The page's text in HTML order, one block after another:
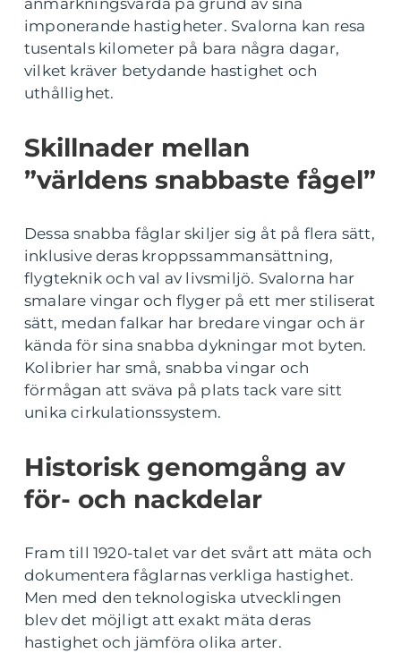
anmärkningsvärda på grund av sina
imponerande hastigheter. Svalorna kan resa
tusentals kilometer på bara några dagar,
vilket kräver betydande hastighet och
uthållighet.
Skillnader mellan
”världens snabbaste fågel”
Dessa snabba fåglar skiljer sig åt på flera sätt,
inklusive deras kroppssammansättning,
flygteknik och val av livsmiljö. Svalorna har
smalare vingar och flyger på ett mer stiliserat
sätt, medan falkar har bredare vingar och är
kända för sina snabba dykningar mot byten.
Kolibrier har små, snabba vingar och
förmågan att sväva på plats tack vare sitt
unika cirkulationssystem.
Historisk genomgång av
för- och nackdelar
Fram till 1920-talet var det svårt att mäta och
dokumentera fåglarnas verkliga hastighet.
Men med den teknologiska utvecklingen
blev det möjligt att exakt mäta deras
hastighet och jämföra olika arter.